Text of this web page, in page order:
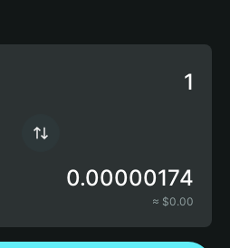
0.00000174
≈ $0.00